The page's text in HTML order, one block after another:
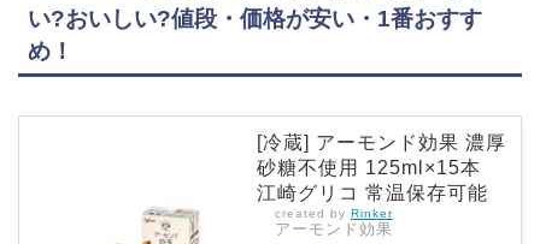
い?おいしい?値段・価格が安い・1番おすす
め！
[冷蔵] アーモンド効果 濃厚
砂糖不使用 125ml×15本
江崎グリコ 常温保存可能
created by Rinker
アーモンド効果